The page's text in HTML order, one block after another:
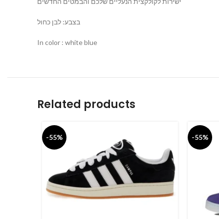
בצבע: לבן כחול
In color : white blue
Related products
-55% -55%